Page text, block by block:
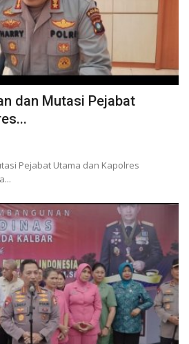
dan Mutasi Pejabat
Pejabat Utama dan Kapolres